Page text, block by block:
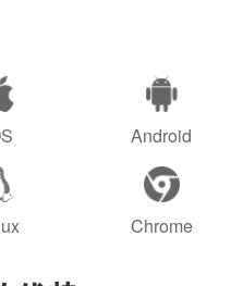
Android
Chrome